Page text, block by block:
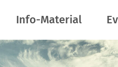
Info-Material